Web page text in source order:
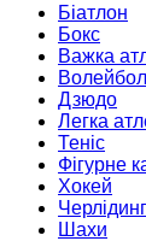
Біатлон
Бокс
Важка
Волейбол
Дзюдо
Легка
Теніс
Фігурне
Хокей
Черлідинг
Шахи